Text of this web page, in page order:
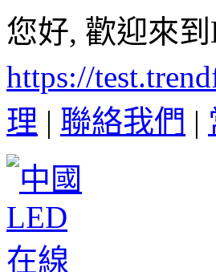
您好, 歡迎來
https://
理 | 聯絡我們 |